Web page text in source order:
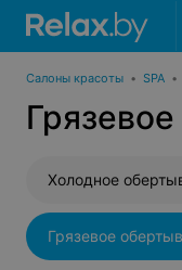
Салоны красоты • SPA •
Холодное
Грязевое